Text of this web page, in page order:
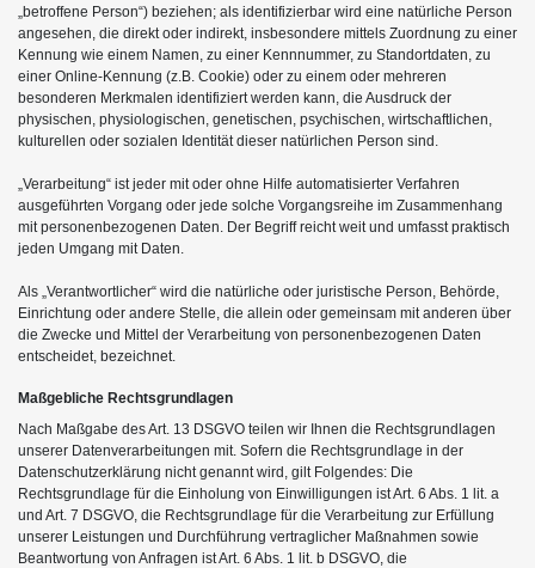
„betroffene Person“) beziehen; als identifizierbar wird eine natürliche Person
angesehen, die direkt oder indirekt, insbesondere mittels Zuordnung zu einer
Kennung wie einem Namen, zu einer Kennnummer, zu Standortdaten, zu
einer Online-Kennung (z.B. Cookie) oder zu einem oder mehreren
besonderen Merkmalen identifiziert werden kann, die Ausdruck der
physischen, physiologischen, genetischen, psychischen, wirtschaftlichen,
kulturellen oder sozialen Identität dieser natürlichen Person sind.
„Verarbeitung“ ist jeder mit oder ohne Hilfe automatisierter Verfahren
ausgeführten Vorgang oder jede solche Vorgangsreihe im Zusammenhang
mit personenbezogenen Daten. Der Begriff reicht weit und umfasst praktisch
jeden Umgang mit Daten.
Als „Verantwortlicher“ wird die natürliche oder juristische Person, Behörde,
Einrichtung oder andere Stelle, die allein oder gemeinsam mit anderen über
die Zwecke und Mittel der Verarbeitung von personenbezogenen Daten
entscheidet, bezeichnet.
Maßgebliche Rechtsgrundlagen
Nach Maßgabe des Art. 13 DSGVO teilen wir Ihnen die Rechtsgrundlagen
unserer Datenverarbeitungen mit. Sofern die Rechtsgrundlage in der
Datenschutzerklärung nicht genannt wird, gilt Folgendes: Die
Rechtsgrundlage für die Einholung von Einwilligungen ist Art. 6 Abs. 1 lit. a
und Art. 7 DSGVO, die Rechtsgrundlage für die Verarbeitung zur Erfüllung
unserer Leistungen und Durchführung vertraglicher Maßnahmen sowie
Beantwortung von Anfragen ist Art. 6 Abs. 1 lit. b DSGVO, die